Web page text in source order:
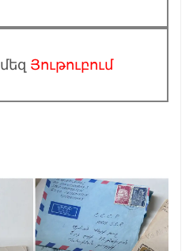
Յութուբում